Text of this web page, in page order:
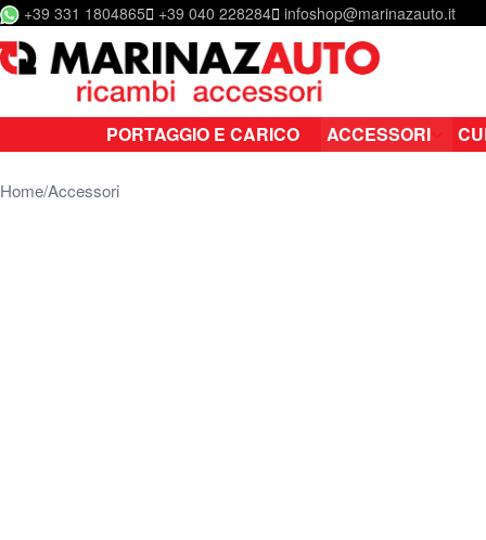
Salta al contenuto
+39 331 1804865 +39 040 228284 infoshop@marinazauto.it
PORTAGGIO E CARICO ACCESSORI
HomeAccessori